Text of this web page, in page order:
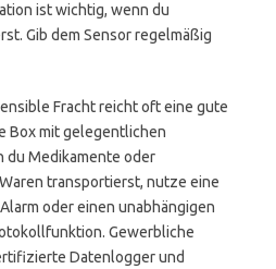
ist wichtig, wenn du
Gib dem Sensor regelmäßig
Fracht reicht oft eine gute
Box mit gelegentlichen
du Medikamente oder
transportierst, nutze eine
oder einen unabhängigen
Gewerbliche
Datenlogger und